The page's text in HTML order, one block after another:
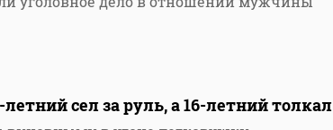
сел за руль, а 16-летний толкал